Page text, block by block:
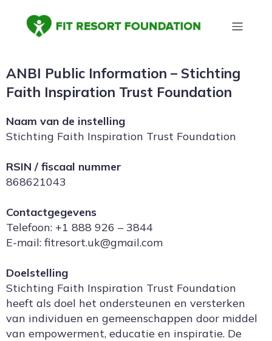
ANBI Public Information – Stichting
Faith Inspiration Trust Foundation
Naam van de instelling
Stichting Faith Inspiration Trust Foundation
RSIN / fiscaal nummer
868621043
Contactgegevens
Telefoon: +1 888 926 – 3844
E-mail: fitresort.uk@gmail.com
Doelstelling
Stichting Faith Inspiration Trust Foundation
heeft als doel het ondersteunen en versterken
van individuen en gemeenschappen door middel
van empowerment, educatie en inspiratie. De